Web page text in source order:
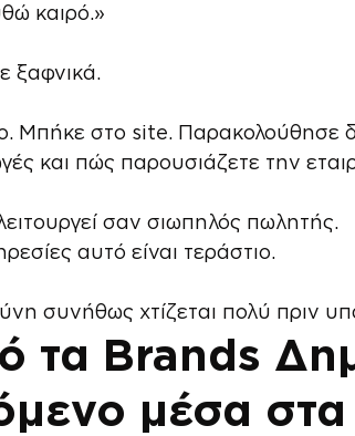
καιρό.»
ξαφνικά.
Μπήκε στο site. Παρακολούθησε
και πώς παρουσιάζετε την
σαν σιωπηλός πωλητής.
αυτό είναι τεράστιο.
συνήθως χτίζεται πολύ πριν
τα Brands
μέσα στα